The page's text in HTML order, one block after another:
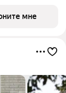
мне